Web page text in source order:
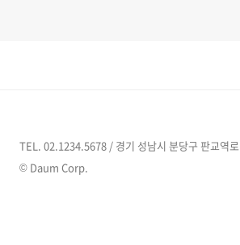
TEL. 02.1234.5678 / 경기 성남시 분당구 판교역로
© Daum Corp.